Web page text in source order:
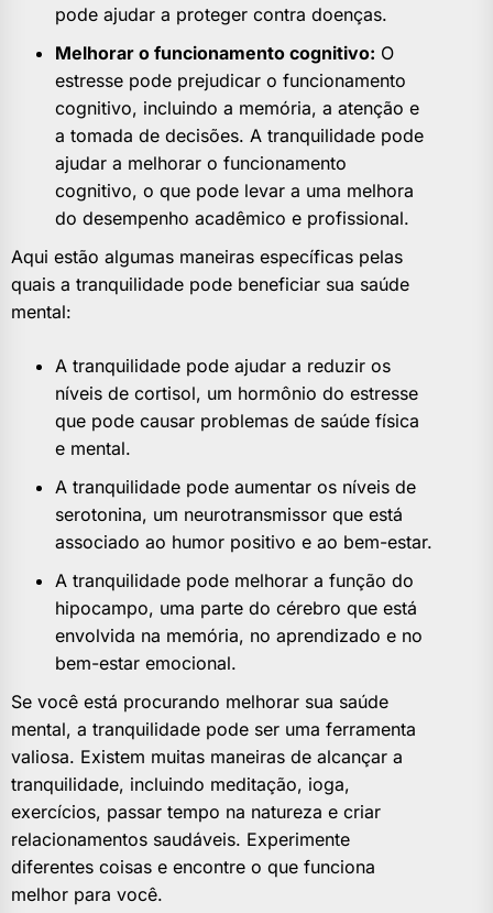
pode ajudar a proteger contra doenças.
Melhorar o funcionamento cognitivo: O
estresse pode prejudicar o funcionamento
cognitivo, incluindo a memória, a atenção e
a tomada de decisões. A tranquilidade pode
ajudar a melhorar o funcionamento
cognitivo, o que pode levar a uma melhora
do desempenho acadêmico e profissional.
Aqui estão algumas maneiras específicas pelas
quais a tranquilidade pode beneficiar sua saúde
mental:
A tranquilidade pode ajudar a reduzir os
níveis de cortisol, um hormônio do estresse
que pode causar problemas de saúde física
e mental.
A tranquilidade pode aumentar os níveis de
serotonina, um neurotransmissor que está
associado ao humor positivo e ao bem-estar.
A tranquilidade pode melhorar a função do
hipocampo, uma parte do cérebro que está
envolvida na memória, no aprendizado e no
bem-estar emocional.
Se você está procurando melhorar sua saúde
mental, a tranquilidade pode ser uma ferramenta
valiosa. Existem muitas maneiras de alcançar a
tranquilidade, incluindo meditação, ioga,
exercícios, passar tempo na natureza e criar
relacionamentos saudáveis. Experimente
diferentes coisas e encontre o que funciona
melhor para você.